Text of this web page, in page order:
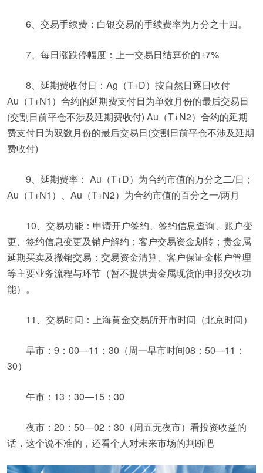
6、交易手续费：白银交易的手续费率为万分之十四。
7、每日涨跌停幅度：上一交易日结算价的±7%
8、延期费收付日：Ag（T+D）按自然日逐日收付
Au（T+N1）合约的延期费支付日为单数月份的最后交易日
(交割日前平仓不涉及延期费收付) Au（T+N2）合约的延期
费支付日为双数月份的最后交易日(交割日前平仓不涉及延期
费收付)
9、延期费率： Au（T+D）为合约市值的万分之二/日；
Au（T+N1）、Au（T+N2）为合约市值的百分之一/两月
10、交易功能：申请开户签约、签约信息查询、账户变
更、签约信息变更及销户解约；客户交易资金划转；贵金属
延期买卖及撤销交易；交易资金清算、客户保证金帐户管理
等主要业务流程与环节（暂不提供贵金属现货的申报交收功
能）。
11、交易时间：上海黄金交易所开市时间（北京时间）
早市：9：00—11：30（周一早市时间08：50—11：
30）
午市：13：30—15：30
夜市：20：50—02：30（周五无夜市）看投资收益的
话，这个说不准的，还看个人对未来市场的判断吧